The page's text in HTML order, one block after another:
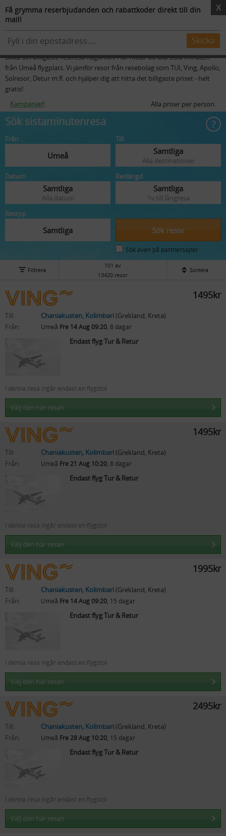
Sista minuten resor från Umeå
Boka din billigaste restresa någonsin! Här hittar du alla sista minuten
från Umeå flygplats. Vi jämför resor från resebolag som TUI, Ving, Apollo,
Solresor, Detur m.fl. och hjälper dig att hitta det billigaste priset - helt
gratis!
Kampanjer!
Alla priser per person.
Sök sistaminutenresa
Från
Umeå
Till
Samtliga
Alla destinationer
Datum
Samtliga
Alla datum
Reslängd
Samtliga
1v till långresa
Restyp
Samtliga Sök resor
Sök även på partnersajter
Filtrera
101 av
13420 resor
Sortera
1495kr
Till: Chaniakusten, Kolimbari(Grekland, Kreta)
Från:
Umeå Fre 14 Aug 09:20, 8 dagar
Endast flyg Tur & Retur
I denna resa ingår endast en flygstol
Välj den här resan
1495kr
Till: Chaniakusten, Kolimbari(Grekland, Kreta)
Från:
Umeå Fre 21 Aug 10:20, 8 dagar
Endast flyg Tur & Retur
I denna resa ingår endast en flygstol
Välj den här resan
1995kr
Till: Chaniakusten, Kolimbari(Grekland, Kreta)
Från:
Umeå Fre 14 Aug 09:20, 15 dagar
Endast flyg Tur & Retur
I denna resa ingår endast en flygstol
Välj den här resan
2495kr
Till: Chaniakusten, Kolimbari(Grekland, Kreta)
Från:
Umeå Fre 28 Aug 10:20, 15 dagar
Endast flyg Tur & Retur
I denna resa ingår endast en flygstol
Välj den här resan
X
Få grymma reserbjudanden och rabattkoder direkt till din
mail!
Skicka